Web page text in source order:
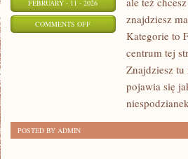
FEBRUARY - 11 - 2026
COMMENTS OFFON
znajdziesz
Kategorie to
centrum tej
Znajdziesz
pojawia się
POSTED BY ADMIN